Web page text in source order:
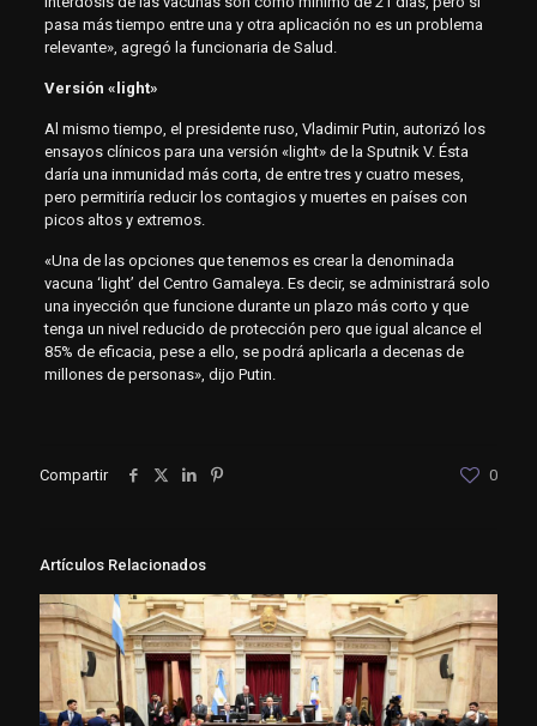
pasa más tiempo entre una y otra aplicación no es un problema
relevante», agregó la funcionaria de Salud.
Versión «light»
Al mismo tiempo, el presidente ruso, Vladimir Putin, autorizó los
ensayos clínicos para una versión «light» de la Sputnik V. Ésta
daría una inmunidad más corta, de entre tres y cuatro meses,
pero permitiría reducir los contagios y muertes en países con
picos altos y extremos.
«Una de las opciones que tenemos es crear la denominada
vacuna ‘light’ del Centro Gamaleya. Es decir, se administrará solo
una inyección que funcione durante un plazo más corto y que
tenga un nivel reducido de protección pero que igual alcance el
85% de eficacia, pese a ello, se podrá aplicarla a decenas de
millones de personas», dijo Putin.
Compartir 0
Artículos Relacionados